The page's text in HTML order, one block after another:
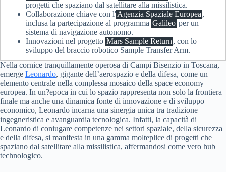
progetti che spaziano dal satellitare alla missilistica.
Collaborazione chiave con l'Agenzia Spaziale Europea ,
inclusa la partecipazione al programma Galileo per un
sistema di navigazione autonomo.
Innovazioni nel progetto Mars Sample Return , con lo
sviluppo del braccio robotico Sample Transfer Arm.
Nella cornice tranquillamente operosa di Campi Bisenzio in Toscana,
emerge Leonardo, gigante dell’aerospazio e della difesa, come un
elemento centrale nella complessa mosaico della space economy
europea. In un?epoca in cui lo spazio rappresenta non solo la frontiera
finale ma anche una dinamica fonte di innovazione e di sviluppo
economico, Leonardo incarna una sinergia unica tra tradizione
ingegneristica e avanguardia tecnologica. Infatti, la capacità di
Leonardo di coniugare competenze nei settori spaziale, della sicurezza
e della difesa, si manifesta in una gamma molteplice di progetti che
spaziano dal satellitare alla missilistica, affermandosi come vero hub
technologico.